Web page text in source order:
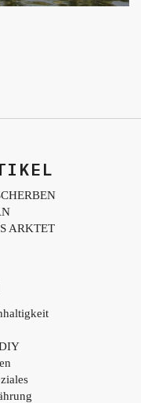
ARKTET